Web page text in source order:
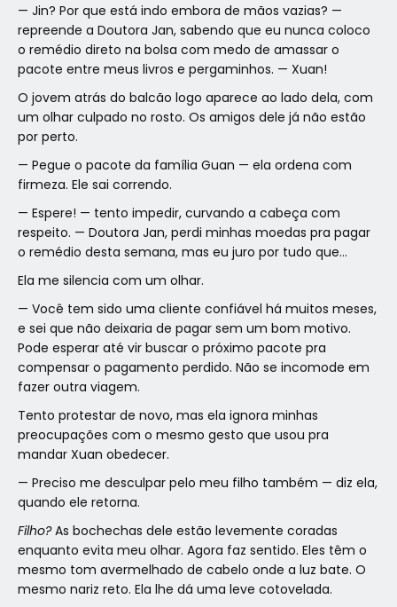
— Jin? Por que está indo embora de mãos vazias? —
repreende a Doutora Jan, sabendo que eu nunca coloco
o remédio direto na bolsa com medo de amassar o
pacote entre meus livros e pergaminhos. — Xuan!
O jovem atrás do balcão logo aparece ao lado dela, com
um olhar culpado no rosto. Os amigos dele já não estão
por perto.
— Pegue o pacote da família Guan — ela ordena com
firmeza. Ele sai correndo.
— Espere! — tento impedir, curvando a cabeça com
respeito. — Doutora Jan, perdi minhas moedas pra pagar
o remédio desta semana, mas eu juro por tudo que…
Ela me silencia com um olhar.
— Você tem sido uma cliente confiável há muitos meses,
e sei que não deixaria de pagar sem um bom motivo.
Pode esperar até vir buscar o próximo pacote pra
compensar o pagamento perdido. Não se incomode em
fazer outra viagem.
Tento protestar de novo, mas ela ignora minhas
preocupações com o mesmo gesto que usou pra
mandar Xuan obedecer.
— Preciso me desculpar pelo meu filho também — diz ela,
quando ele retorna.
Filho?As bochechas dele estão levemente coradas
enquanto evita meu olhar. Agora faz sentido. Eles têm o
mesmo tom avermelhado de cabelo onde a luz bate. O
mesmo nariz reto. Ela lhe dá uma leve cotovelada.